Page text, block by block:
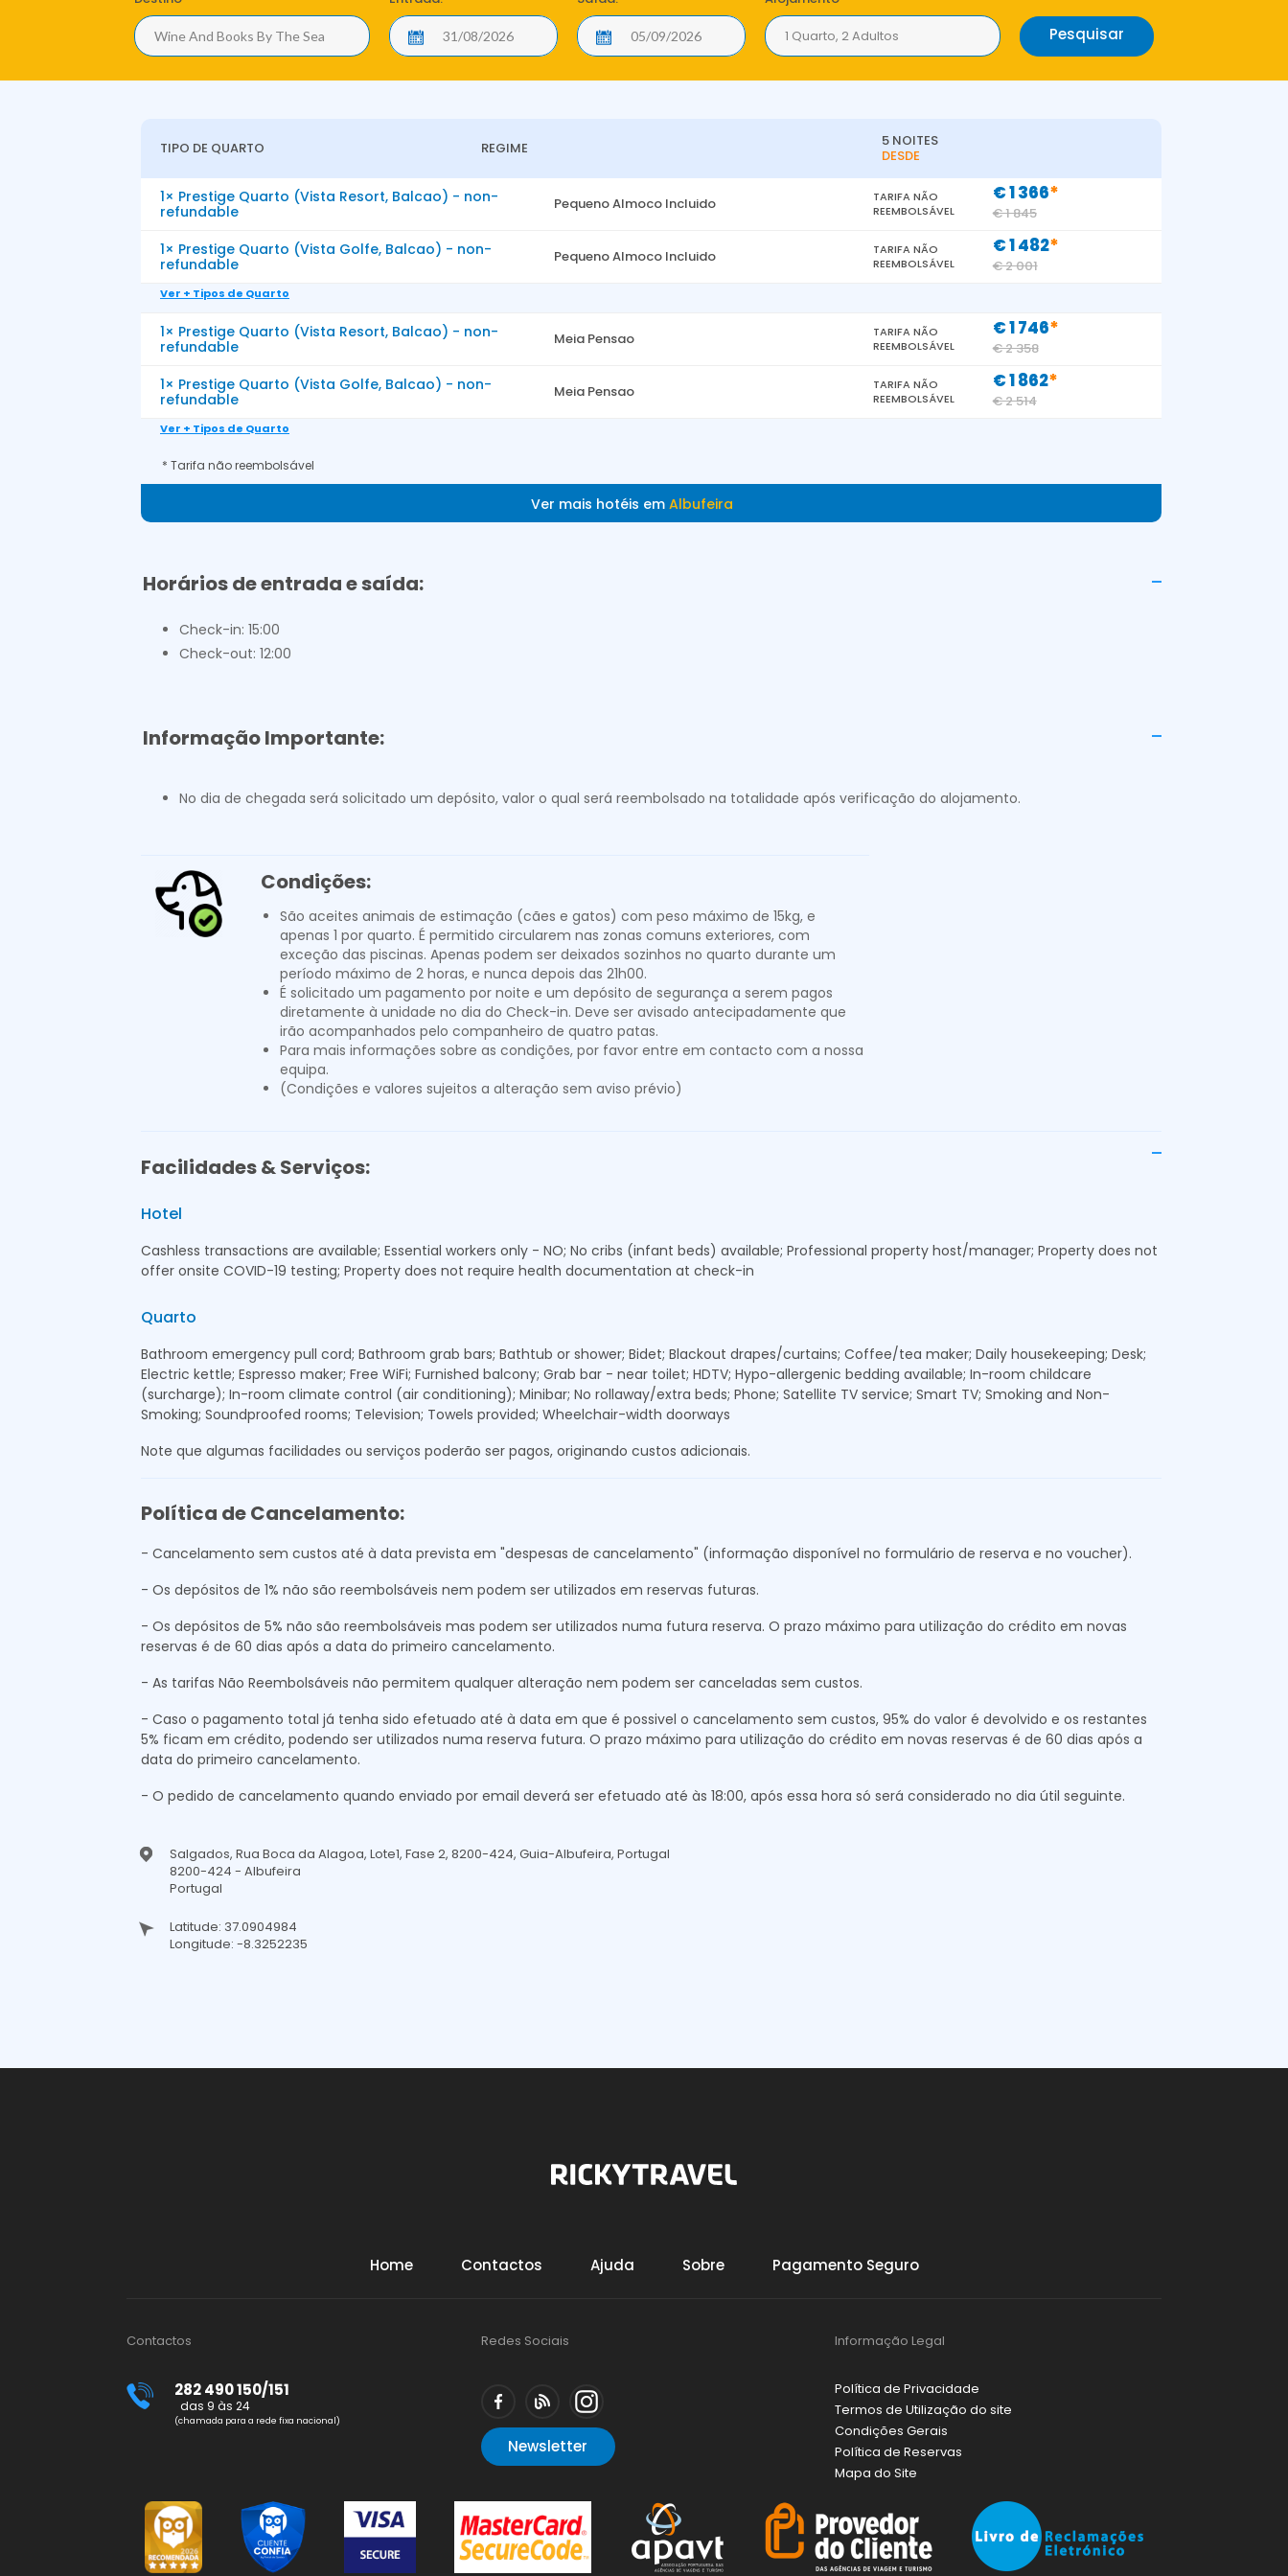
Informação Importante:
No dia de chegada será solicitado um depósito, valor o qual será reembolsado na totalidade após verificação do alojamento.
Horários de entrada e saída:
Check-in: 15:00
Check-out: 12:00
1 Quarto, 2 Adultos Pesquisar
Condições:
São aceites animais de estimação (cães e gatos) com peso máximo de 15kg, e
apenas 1 por quarto. É permitido circularem nas zonas comuns exteriores, com
exceção das piscinas. Apenas podem ser deixados sozinhos no quarto durante um
período máximo de 2 horas, e nunca depois das 21h00.
É solicitado um pagamento por noite e um depósito de segurança a serem pagos
diretamente à unidade no dia do Check-in. Deve ser avisado antecipadamente que
irão acompanhados pelo companheiro de quatro patas.
Para mais informações sobre as condições, por favor entre em contacto com a nossa
equipa.
(Condições e valores sujeitos a alteração sem aviso prévio)
TIPO DE QUARTO REGIME
5 NOITES
DESDE
1× Prestige Quarto (Vista Resort, Balcao) - non-
refundable
Pequeno Almoco Incluido
TARIFA NÃO
REEMBOLSÁVEL
€ 1 366*
€ 1 845
1× Prestige Quarto (Vista Golfe, Balcao) - non-
refundable
Pequeno Almoco Incluido
TARIFA NÃO
REEMBOLSÁVEL
€ 1 482*
€ 2 001
Ver + Tipos de Quarto
1× Prestige Quarto (Vista Resort, Balcao) - non-
refundable
Meia Pensao
TARIFA NÃO
REEMBOLSÁVEL
€ 1 746*
€ 2 358
1× Prestige Quarto (Vista Golfe, Balcao) - non-
refundable
Meia Pensao
TARIFA NÃO
REEMBOLSÁVEL
€ 1 862*
€ 2 514
Ver + Tipos de Quarto
* Tarifa não reembolsável
Ver mais hotéis em Albufeira
Facilidades & Serviços:
Hotel
Cashless transactions are available; Essential workers only - NO; No cribs (infant beds) available; Professional property host/manager; Property does not
offer onsite COVID-19 testing; Property does not require health documentation at check-in
Quarto
Bathroom emergency pull cord; Bathroom grab bars; Bathtub or shower; Bidet; Blackout drapes/curtains; Coffee/tea maker; Daily housekeeping; Desk;
Electric kettle; Espresso maker; Free WiFi; Furnished balcony; Grab bar - near toilet; HDTV; Hypo-allergenic bedding available; In-room childcare
(surcharge); In-room climate control (air conditioning); Minibar; No rollaway/extra beds; Phone; Satellite TV service; Smart TV; Smoking and Non-
Smoking; Soundproofed rooms; Television; Towels provided; Wheelchair-width doorways
Note que algumas facilidades ou serviços poderão ser pagos, originando custos adicionais.
Política de Cancelamento:
- Cancelamento sem custos até à data prevista em "despesas de cancelamento" (informação disponível no formulário de reserva e no voucher).
- Os depósitos de 1% não são reembolsáveis nem podem ser utilizados em reservas futuras.
- Os depósitos de 5% não são reembolsáveis mas podem ser utilizados numa futura reserva. O prazo máximo para utilização do crédito em novas
reservas é de 60 dias após a data do primeiro cancelamento.
- As tarifas Não Reembolsáveis não permitem qualquer alteração nem podem ser canceladas sem custos.
- Caso o pagamento total já tenha sido efetuado até à data em que é possivel o cancelamento sem custos, 95% do valor é devolvido e os restantes
5% ficam em crédito, podendo ser utilizados numa reserva futura. O prazo máximo para utilização do crédito em novas reservas é de 60 dias após a
data do primeiro cancelamento.
- O pedido de cancelamento quando enviado por email deverá ser efetuado até às 18:00, após essa hora só será considerado no dia útil seguinte.
Salgados, Rua Boca da Alagoa, Lote1, Fase 2, 8200-424, Guia-Albufeira, Portugal
8200-424 - Albufeira
Portugal
Latitude: 37.0904984
Longitude: -8.3252235
Home Contactos Ajuda Sobre Pagamento Seguro
Contactos
282 490 150/151
das 9 às 24
(chamada para a rede fixa nacional)
Redes Sociais
Newsletter
Informação Legal
Política de Privacidade
Termos de Utilização do site
Condições Gerais
Política de Reservas
Mapa do Site